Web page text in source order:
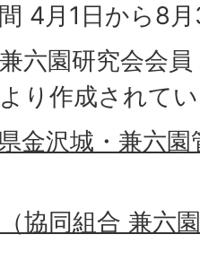
4月1日から8
六園研究会会
り作成されて
金沢城・兼六
協同組合 兼六